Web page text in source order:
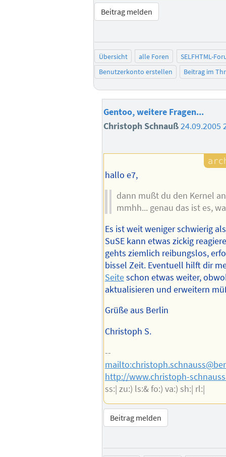
Beitrag melden
Übersicht alle Foren
SELFHTML-
Benutzerkonto erstellen
Beitrag im
Gentoo, weitere Fragen...
Christoph Schnauß24.09.2005
hallo e7,
dann mußt du den Kernel
mmhh... genau das ist es,
Es ist weit weniger schwierig
SuSE kann etwas zickig
gehts ziemlich reibungslos,
bissel Zeit. Eventuell hilft dir
Seiteschon etwas weiter,
aktualisieren und erweitern
Grüße aus Berlin
Christoph S.
--
http://www.christoph-
ss:| zu:) ls:& fo:) va:) sh:| rl:|
Beitrag melden